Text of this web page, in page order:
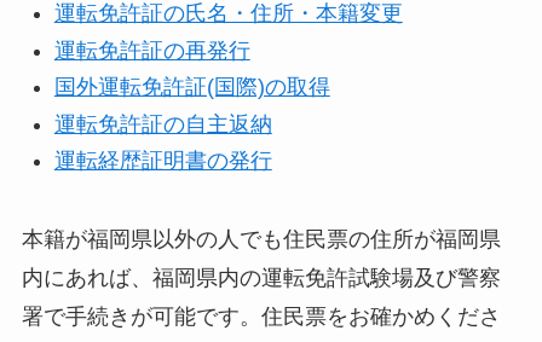
運転免許証の氏名・住所・本籍変更
運転免許証の再発行
国外運転免許証(国際)の取得
運転免許証の自主返納
運転経歴証明書の発行
本籍が福岡県以外の人でも住民票の住所が福岡県
内にあれば、福岡県内の運転免許試験場及び警察
署で手続きが可能です。住民票をお確かめくださ